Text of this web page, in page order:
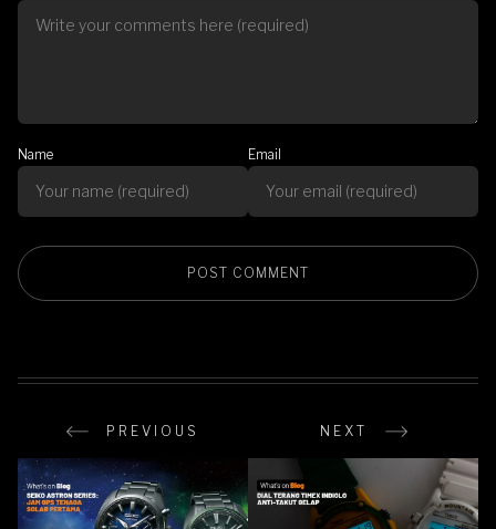
Name Email
PREVIOUS NEXT